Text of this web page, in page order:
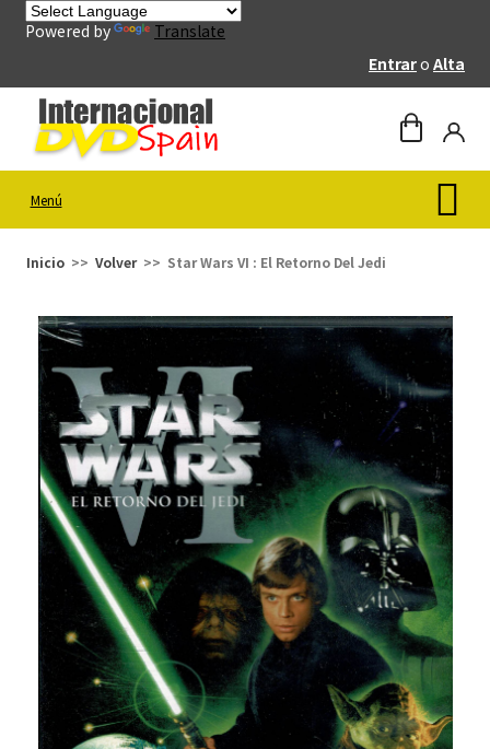
Powered by
Translate
Entraro Alta
Menú
Inicio Volver Star Wars VI : El Retorno Del Jedi